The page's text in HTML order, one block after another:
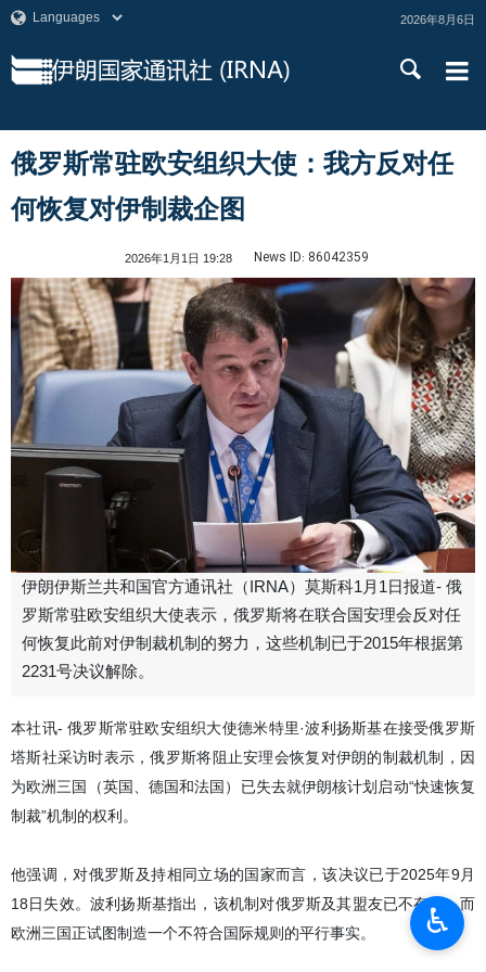
2026年8月6日
俄罗斯常驻欧安组织大使：我方反对任
何恢复对伊制裁企图
2026年1月1日 19:28 News ID: 86042359
伊朗伊斯兰共和国官方通讯社（IRNA）莫斯科1月1日报道- 俄
罗斯常驻欧安组织大使表示，俄罗斯将在联合国安理会反对任
何恢复此前对伊制裁机制的努力，这些机制已于2015年根据第
2231号决议解除。
本社讯- 俄罗斯常驻欧安组织大使德米特里·波利扬斯基在接受俄罗斯
塔斯社采访时表示，俄罗斯将阻止安理会恢复对伊朗的制裁机制，因
为欧洲三国（英国、德国和法国）已失去就伊朗核计划启动“快速恢复
制裁”机制的权利。
他强调，对俄罗斯及持相同立场的国家而言，该决议已于2025年9月
18日失效。波利扬斯基指出，该机制对俄罗斯及其盟友已不存在，而
欧洲三国正试图制造一个不符合国际规则的平行事实。
♿︎